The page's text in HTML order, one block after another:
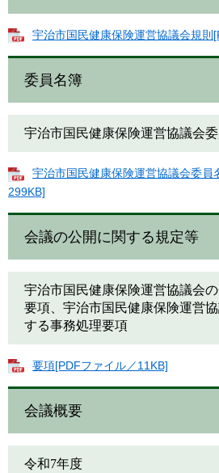
宇治市国民健康保険運営協議会規則
委員名簿
宇治市国民健康保険運営協議会
宇治市国民健康保険運営協議会委員
299KB]
会議の公開に関する規定等
宇治市国民健康保険運営協議会
要項、宇治市国民健康保険運営
する事務処理要項
要項[PDFファイル／11KB]
会議概要
令和7年度